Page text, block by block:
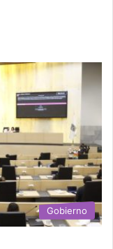
Gobierno